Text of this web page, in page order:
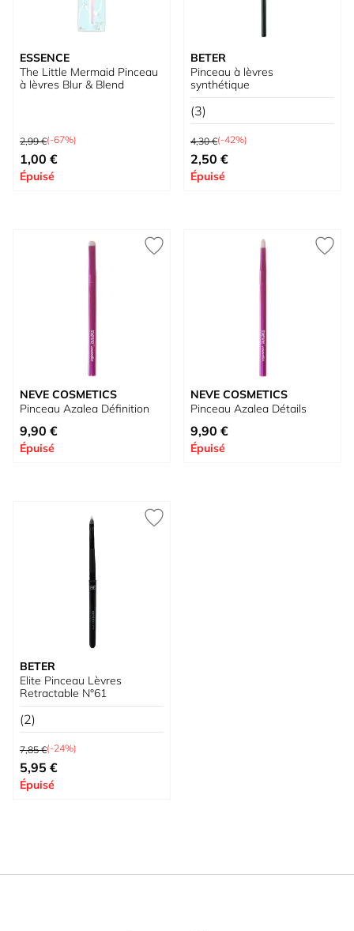
ESSENCE
The Little Mermaid Pinceau
à lèvres Blur & Blend
Prix normal
2,99 €(-67%)
Prix spécial
1,00 €
Épuisé
BETER
Pinceau à lèvres
synthétique
(3)
Prix normal
4,30 €(-42%)
Prix spécial
2,50 €
Épuisé
NEVE COSMETICS
Pinceau Azalea Définition
9,90 €
Épuisé
NEVE COSMETICS
Pinceau Azalea Détails
9,90 €
Épuisé
BETER
Elite Pinceau Lèvres
Retractable N°61
(2)
Prix normal
7,85 €(-24%)
Prix spécial
5,95 €
Épuisé